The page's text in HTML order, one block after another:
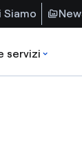
Siamo
servizi